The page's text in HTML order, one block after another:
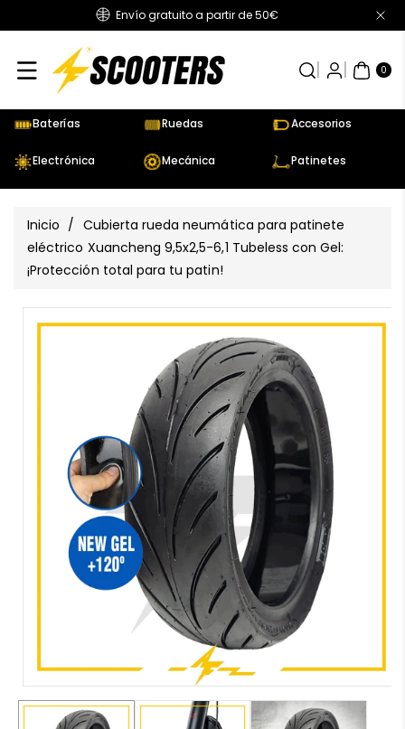
Envío gratuito a partir de 50€
0
AR
TÍC
UL
Baterías Ruedas Accesorios
Electrónica Mecánica Patinetes
Inicio / Cubierta rueda neumática para patinete
eléctrico Xuancheng 9,5x2,5-6,1 Tubeless con Gel:
¡Protección total para tu patin!
A La